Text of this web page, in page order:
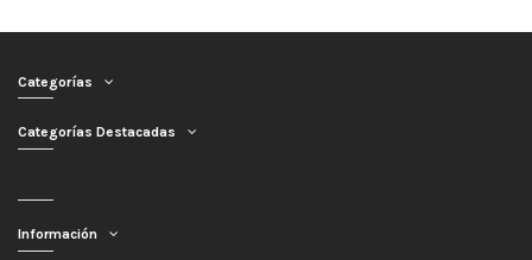
Categorías
Categorías Destacadas
Información